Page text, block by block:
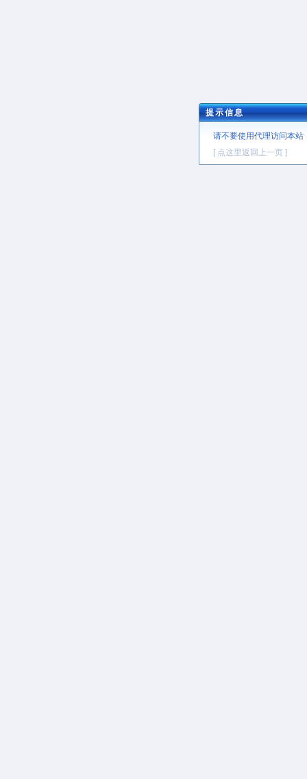
提示信息
请不要使用代理访问本站
[ 点这里返回上一页 ]